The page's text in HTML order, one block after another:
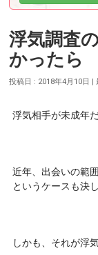
浮気調査
かったら
投稿日 : 2018年4月10日
浮気相手が未成年
近年、出会いの範
というケースも決
しかも、それが浮